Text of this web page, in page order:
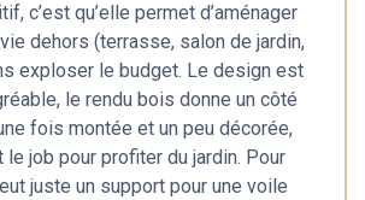
c’est qu’elle permet d’aménager
dehors (terrasse, salon de jardin,
exploser le budget. Le design est
le rendu bois donne un côté
fois montée et un peu décorée,
le job pour profiter du jardin. Pour
juste un support pour une voile